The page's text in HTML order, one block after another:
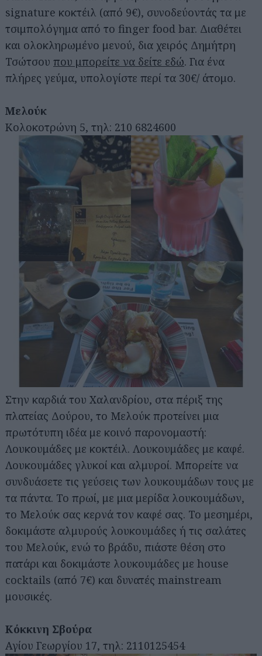
signature κοκτέιλ (από 9€), συνοδεύοντάς τα με
τσιμπολόγημα από το finger food bar. Διαθέτει
και ολοκληρωμένο μενού, δια χειρός Δημήτρη
Τσώτσου που μπορείτε να δείτε εδώ. Για ένα
πλήρες γεύμα, υπολογίστε περί τα 30€/ άτομο.
Μελούκ
Κολοκοτρώνη 5, τηλ: 210 6824600
Στην καρδιά του Χαλανδρίου, στα πέριξ της
πλατείας Δούρου, το Μελούκ προτείνει μια
πρωτότυπη ιδέα με κοινό παρονομαστή:
Λουκουμάδες με κοκτέιλ. Λουκουμάδες με καφέ.
Λουκουμάδες γλυκοί και αλμυροί. Μπορείτε να
συνδυάσετε τις γεύσεις των λουκουμάδων τους με
τα πάντα. Το πρωί, με μια μερίδα λουκουμάδων,
το Μελούκ σας κερνά τον καφέ σας. Το μεσημέρι,
δοκιμάστε αλμυρούς λουκουμάδες ή τις σαλάτες
του Μελούκ, ενώ το βράδυ, πιάστε θέση στο
πατάρι και δοκιμάστε λουκουμάδες με house
cocktails (από 7€) και δυνατές mainstream
μουσικές.
Κόκκινη Σβούρα
Αγίου Γεωργίου 17, τηλ: 2110125454